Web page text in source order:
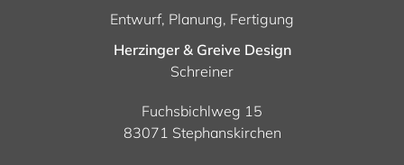
Entwurf, Planung, Fertigung
Herzinger & Greive Design
Schreiner
Fuchsbichlweg 15
83071 Stephanskirchen